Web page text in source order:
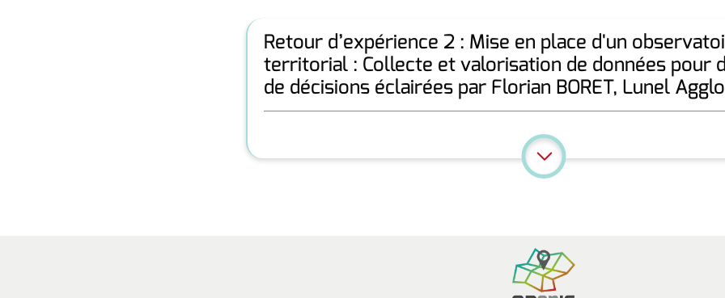
Retour d’expérience 2 : Mise en place d'un
territorial : Collecte et valorisation de données pour
de décisions éclairées par Florian BORET, Lunel